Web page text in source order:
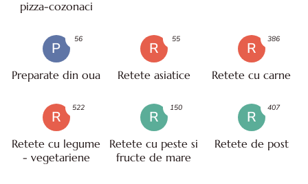
pizza-cozonaci
P
Preparate din oua
56
R
Retete asiatice
55
R
Retete cu carne
386
R
Retete cu legume
- vegetariene
522
R
Retete cu peste si
fructe de mare
150
R
Retete de post
407